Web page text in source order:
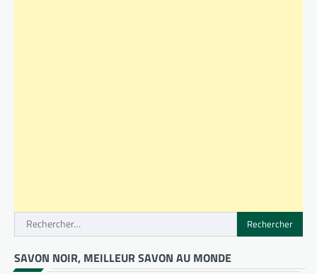
Rechercher :
SAVON NOIR, MEILLEUR SAVON AU MONDE